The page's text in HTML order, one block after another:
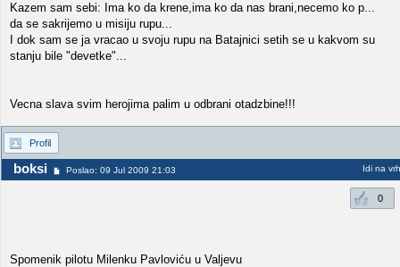
Kazem sam sebi: Ima ko da krene,ima ko da nas brani,necemo ko p...
da se sakrijemo u misiju rupu...
I dok sam se ja vracao u svoju rupu na Batajnici setih se u kakvom su
stanju bile "devetke"...
Vecna slava svim herojima palim u odbrani otadzbine!!!
Profil
boksi Poslao: 09 Jul 2009 21:03 Idi na vrh
0
Spomenik pilotu Milenku Pavloviću u Valjevu